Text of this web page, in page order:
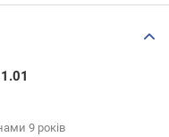
9 років